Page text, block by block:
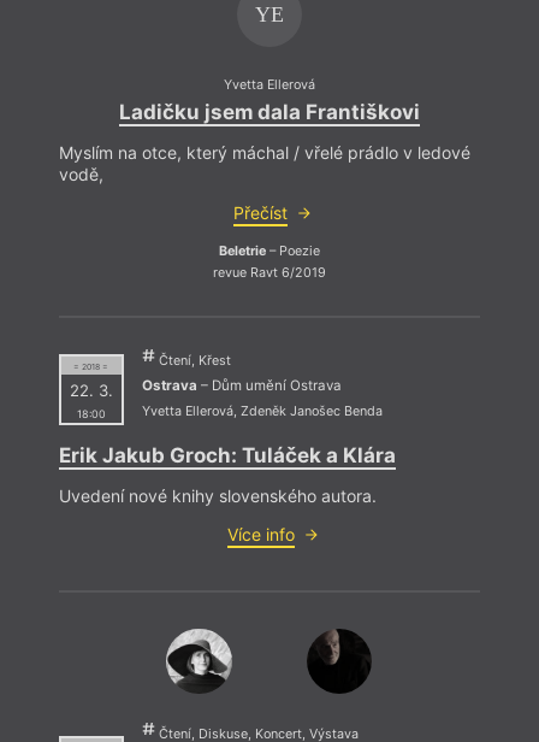
YE
Yvetta Ellerová
Ladičku jsem dala Františkovi
Myslím na otce, který máchal / vřelé prádlo v ledové
vodě,
Přečíst
Beletrie– Poezie
revue Ravt 6/2019
= 2018 =
22. 3.
18:00
Čtení, Křest
Ostrava – Dům umění Ostrava
Yvetta Ellerová, Zdeněk Janošec Benda
Erik Jakub Groch: Tuláček a Klára
Uvedení nové knihy slovenského autora.
Více info
Čtení, Diskuse, Koncert, Výstava